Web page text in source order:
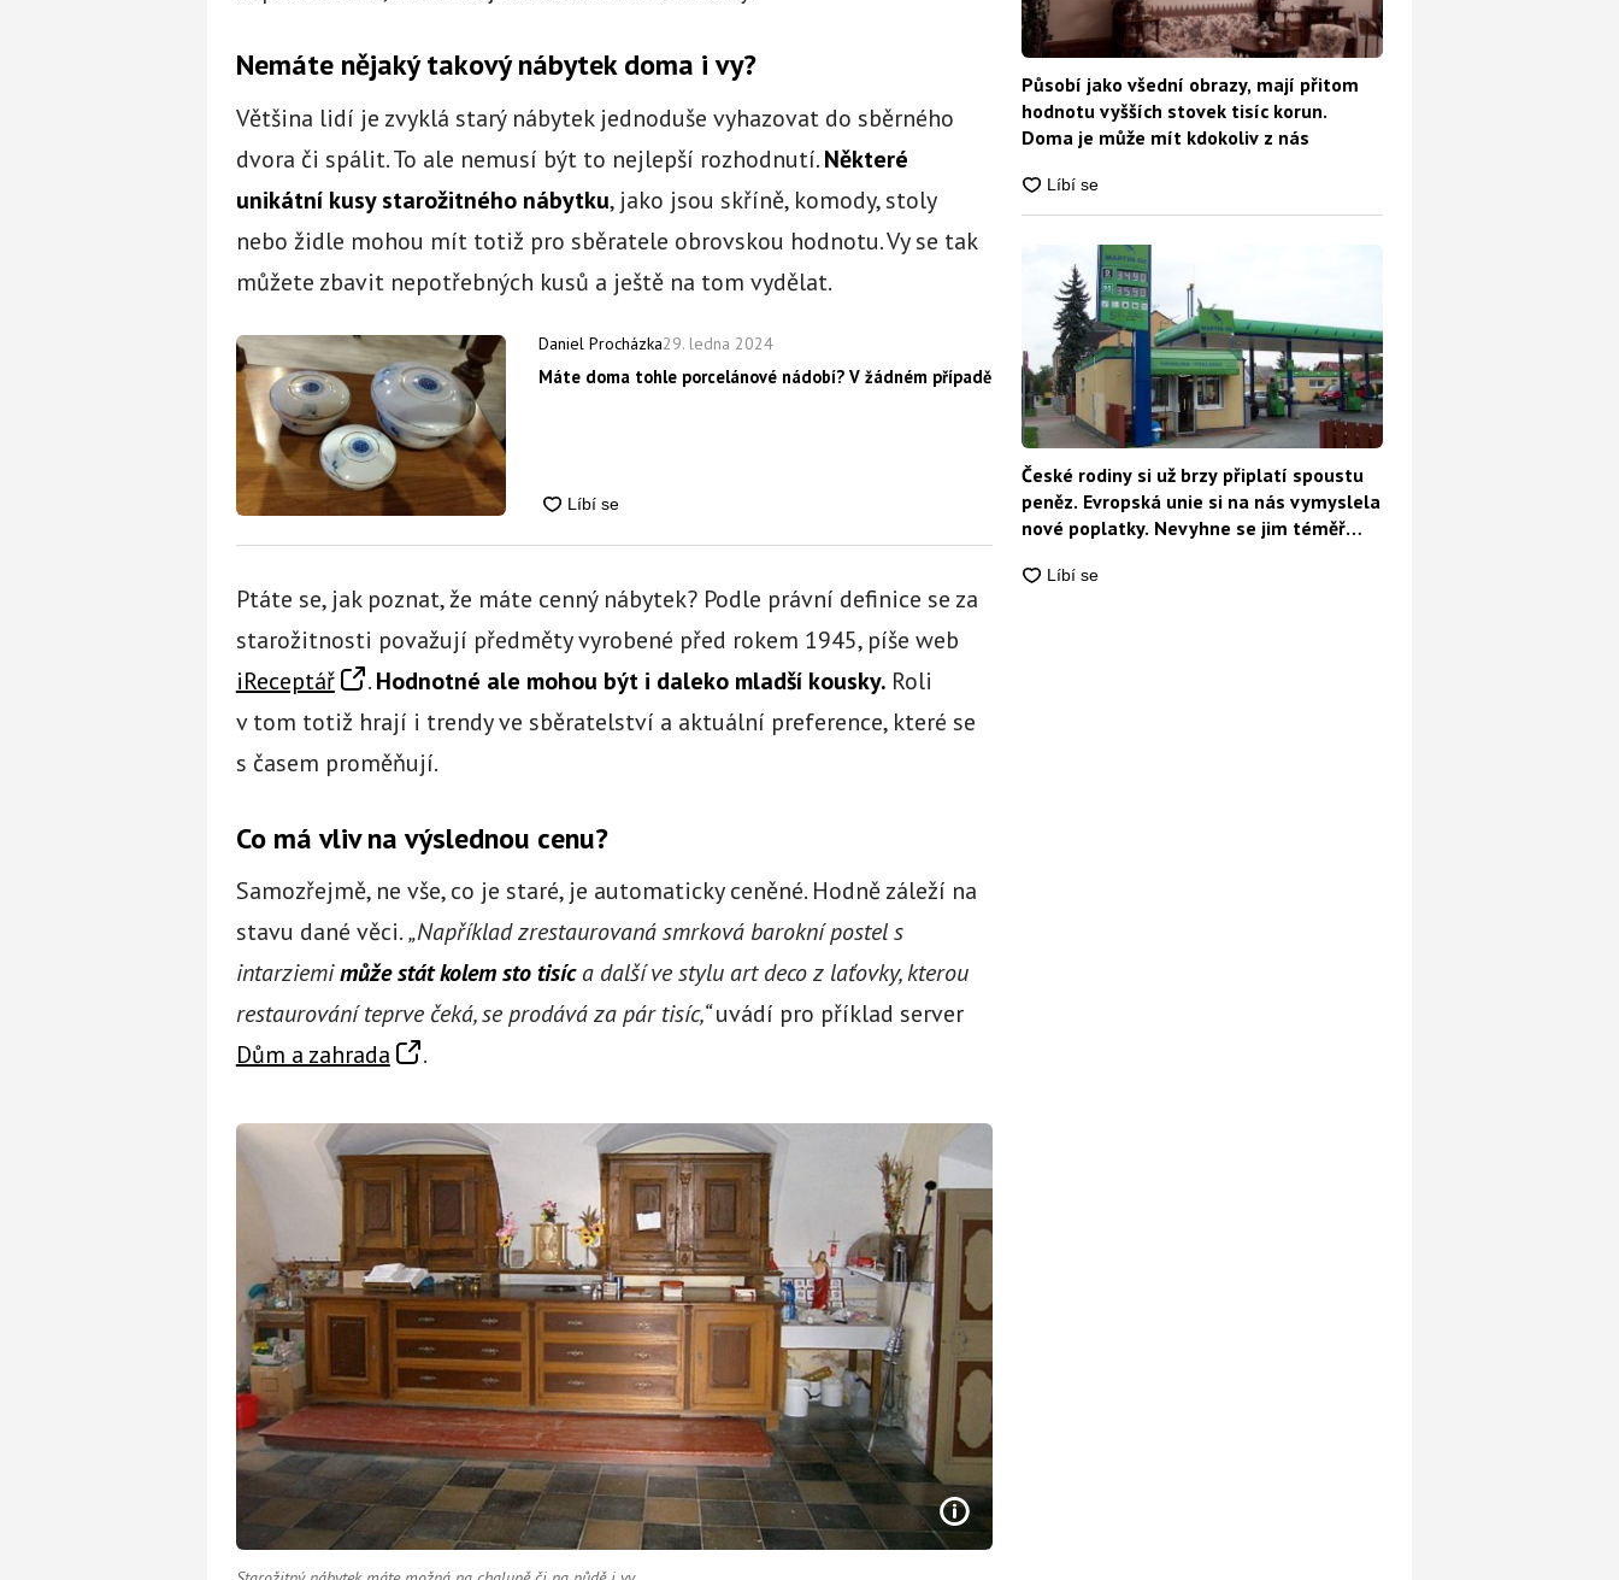
Nemáte nějaký takový nábytek doma i vy?
Většina lidí je zvyklá starý nábytek jednoduše vyhazovat do sběrného
dvora či spálit. To ale nemusí být to nejlepší rozhodnutí.Některé
unikátní kusy starožitného nábytku, jako jsou skříně, komody, stoly
nebo židle mohou mít totiž pro sběratele obrovskou hodnotu. Vy se tak
můžete zbavit nepotřebných kusů a ještě na tom vydělat.
Daniel Procházka29. ledna 2024
Máte doma tohle porcelánové nádobí? V žádném případě ho nevyhazujte. Máte nárok na více než 1 000 000 Kč
Ptáte se, jak poznat, že máte cenný nábytek? Podle právní definice se za
starožitnosti považují předměty vyrobené před rokem 1945, píše web
iReceptář
.Hodnotné ale mohou být i daleko mladší kousky. Roli
v tom totiž hrají i trendy ve sběratelství a aktuální preference, které se
s časem proměňují.
Co má vliv na výslednou cenu?
Samozřejmě, ne vše, co je staré, je automaticky ceněné. Hodně záleží na
stavu dané věci.„Například zrestaurovaná smrková barokní postel s
intarziemimůže stát kolem sto tisíca další ve stylu art deco z laťovky, kterou
restaurování teprve čeká, se prodává za pár tisíc,“uvádí pro příklad server
Dům a zahrada
.
Působí jako všední obrazy, mají přitom
hodnotu vyšších stovek tisíc korun.
Doma je může mít kdokoliv z nás
České rodiny si už brzy připlatí spoustu
peněz. Evropská unie si na nás vymyslela
nové poplatky. Nevyhne se jim téměř